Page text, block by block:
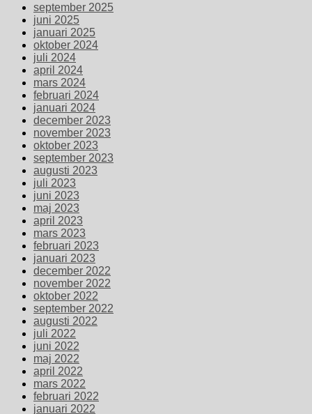
september 2025
juni 2025
januari 2025
oktober 2024
juli 2024
april 2024
mars 2024
februari 2024
januari 2024
december 2023
november 2023
oktober 2023
september 2023
augusti 2023
juli 2023
juni 2023
maj 2023
april 2023
mars 2023
februari 2023
januari 2023
december 2022
november 2022
oktober 2022
september 2022
augusti 2022
juli 2022
juni 2022
maj 2022
april 2022
mars 2022
februari 2022
januari 2022